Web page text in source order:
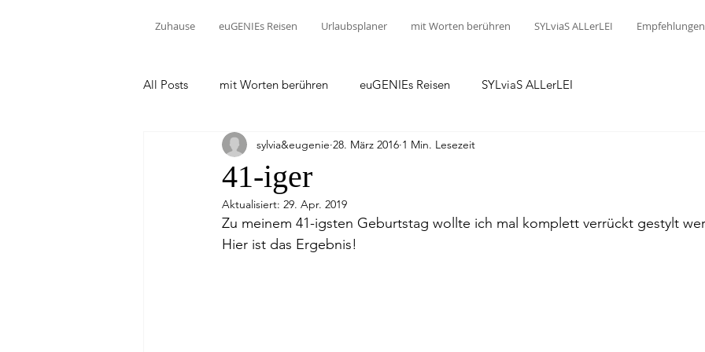
Zuhause euGENIEs Reisen Urlaubsplaner mit Worten berühren SYLviaS ALLerLEI Empfehlungen
All Posts mit Worten berühren euGENIEs Reisen SYLviaS ALLerLEI
41-iger
sylvia&eugenie 28. März 2016 1 Min. Lesezeit
Aktualisiert: 29. Apr. 2019
Zu meinem 41-igsten Geburtstag wollte ich mal komplett verrückt gestylt
Hier ist das Ergebnis!